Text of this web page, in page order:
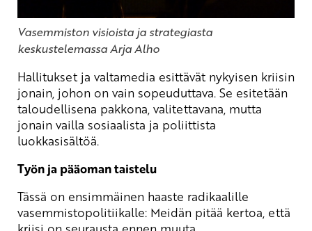
Vasemmiston visioista ja strategiasta
keskustelemassa Arja Alho
Hallitukset ja valtamedia esittävät nykyisen kriisin
jonain, johon on vain sopeuduttava. Se esitetään
taloudellisena pakkona, valitettavana, mutta
jonain vailla sosiaalista ja poliittista
luokkasisältöä.
Työn ja pääoman taistelu
Tässä on ensimmäinen haaste radikaalille
vasemmistopolitiikalle: Meidän pitää kertoa, että